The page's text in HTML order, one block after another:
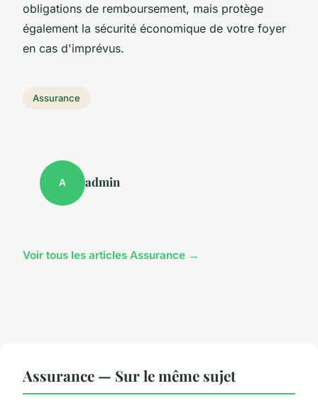
obligations de remboursement, mais protège
également la sécurité économique de votre foyer
en cas d'imprévus.
Assurance
A admin
Voir tous les articles Assurance →
Assurance — Sur le même sujet